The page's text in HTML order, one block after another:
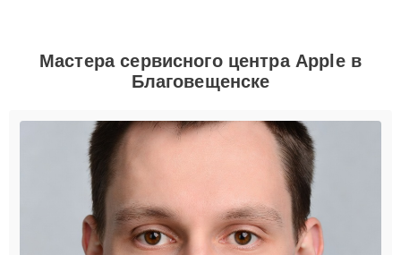
Мастера сервисного центра Apple в
Благовещенске